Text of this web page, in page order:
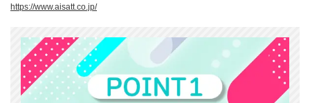
https://www.aisatt.co.jp/